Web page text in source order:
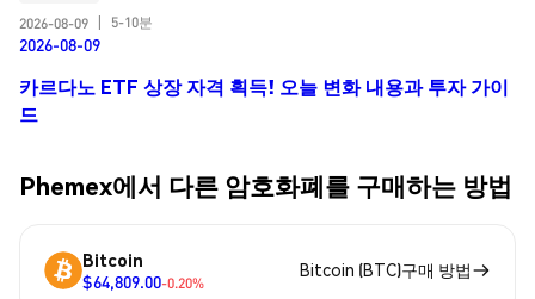
2026-08-09
5-10분
2026-08-09
카르다노 ETF 상장 자격 획득! 오늘 변화 내용과 투자 가이
드
Phemex에서 다른 암호화폐를 구매하는 방법
Bitcoin
$64,809.00-0.20%
Bitcoin (BTC)구매 방법